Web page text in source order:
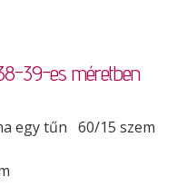
39-es méretben
egy tűn 60/15 szem